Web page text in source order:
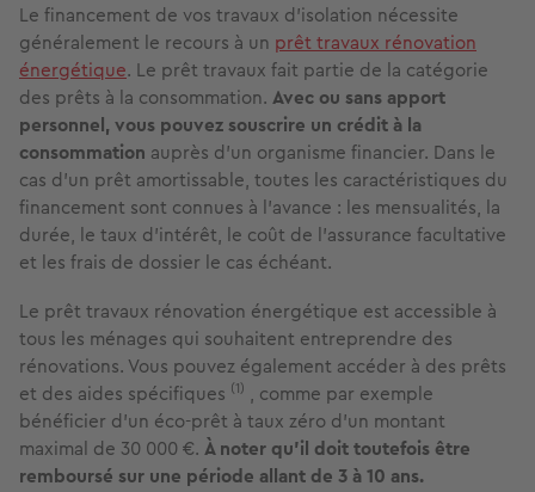
Le financement de vos travaux d’isolation nécessite
généralement le recours à un prêt travaux rénovation
énergétique. Le prêt travaux fait partie de la catégorie
des prêts à la consommation. Avec ou sans apport
personnel, vous pouvez souscrire un crédit à la
consommation auprès d’un organisme financier. Dans le
cas d’un prêt amortissable, toutes les caractéristiques du
financement sont connues à l’avance : les mensualités, la
durée, le taux d’intérêt, le coût de l’assurance facultative
et les frais de dossier le cas échéant.
Le prêt travaux rénovation énergétique est accessible à
tous les ménages qui souhaitent entreprendre des
rénovations. Vous pouvez également accéder à des prêts
et des aides spécifiques (1) , comme par exemple
bénéficier d’un éco-prêt à taux zéro d’un montant
maximal de 30 000 €. À noter qu’il doit toutefois être
remboursé sur une période allant de 3 à 10 ans.